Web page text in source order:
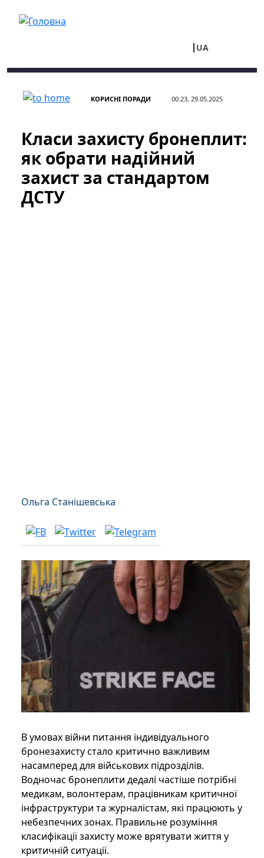
UA
КОРИСНІ ПОРАДИ 00:23, 29.05.2025
Класи захисту бронеплит:
як обрати надійний
захист за стандартом
ДСТУ
Ольга Станішевська
В умовах війни питання індивідуального
бронезахисту стало критично важливим
насамперед для військових підрозділів.
Водночас бронеплити дедалі частіше потрібні
медикам, волонтерам, працівникам критичної
інфраструктури та журналістам, які працюють у
небезпечних зонах. Правильне розуміння
класифікації захисту може врятувати життя у
критичній ситуації.